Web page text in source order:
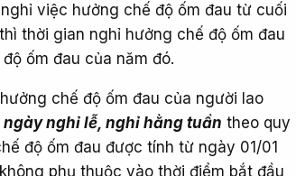
việc hưởng chế độ ốm đau từ cuối
thời gian nghỉ hưởng chế độ ốm đau
ốm đau của năm đó.
chế độ ốm đau của người lao
nghỉ lễ, nghỉ hằng tuần theo quy
độ ốm đau được tính từ ngày 01/01
phụ thuộc vào thời điểm bắt đầu